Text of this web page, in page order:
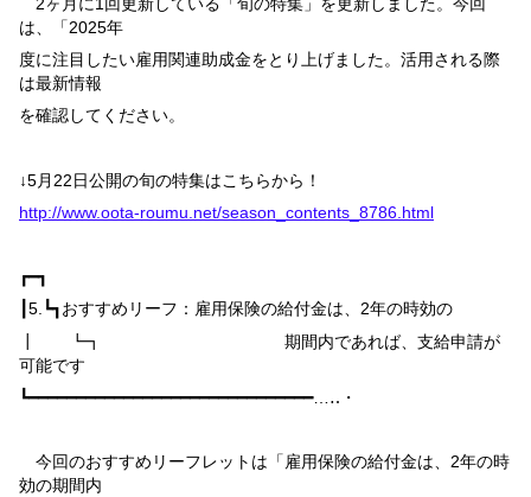
は、「2025年
度に注目したい雇用関連助成金をとり上げました。活用される際
は最新情報
を確認してください。
↓5月 22日公開の旬の特集はこちらから！
http://www.oota-roumu.net/season_contents_8786.html
┏━┓
5. ┗┓おすすめリーフ：雇用保険の給付金は、 2年の時効の
┃ ┗┓ 期間内であれば、支給申請が
可能です
┗━━━━━━━━━━━━━━━━━━━━━━━━━━━━━━…‥・
今回のおすすめリーフレットは「雇用保険の給付金は、 2年の時
効の期間内